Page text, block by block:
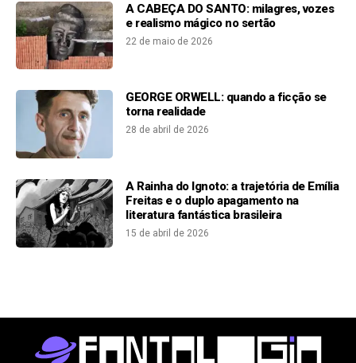
A CABEÇA DO SANTO: milagres, vozes
e realismo mágico no sertão
22 de maio de 2026
GEORGE ORWELL: quando a ficção se
torna realidade
28 de abril de 2026
A Rainha do Ignoto: a trajetória de Emília
Freitas e o duplo apagamento na
literatura fantástica brasileira
15 de abril de 2026